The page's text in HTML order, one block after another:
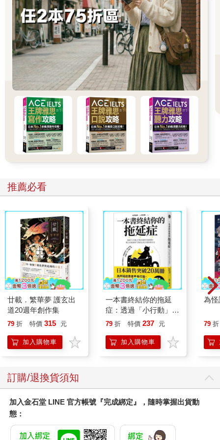
推薦必看
廿載．繁華夢 護玄出
道20週年創作集
79 折 特價 315 元
加入購物車
一本書終結你的拖延
症：透過「小行動」打
開大腦的行動開關，懶
的37個科學方法
79 折 特價 237 元
加入購物車
為怪
79 折
訂購/退換貨須知
加入金石堂 LINE 官方帳號『完成綁定』，隨時掌握出貨動
態：